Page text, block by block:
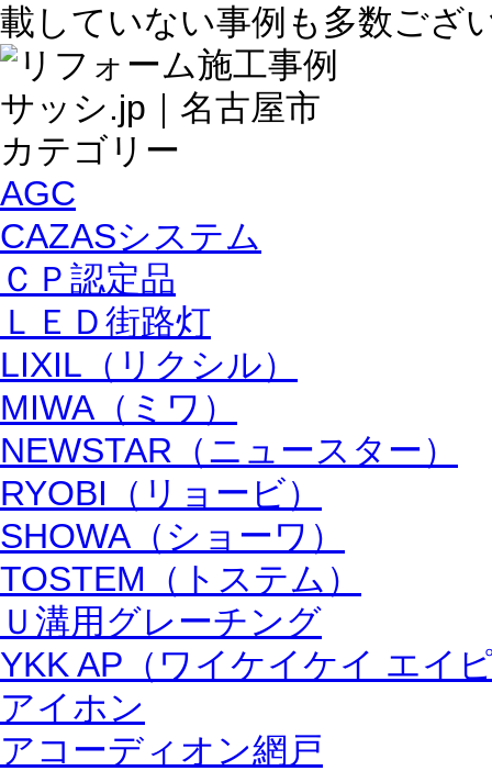
載していない事例も多数ござ
AGC
CAZASシステム
ＣＰ認定品
ＬＥＤ街路灯
LIXIL（リクシル）
MIWA（ミワ）
NEWSTAR（ニュースター）
RYOBI（リョービ）
SHOWA（ショーワ）
TOSTEM（トステム）
Ｕ溝用グレーチング
YKK AP（ワイケイケイ エイ
アイホン
アコーディオン網戸